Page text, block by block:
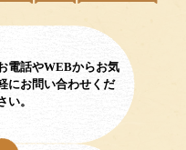
電話やWEBからお気
にお問い合わせくだ
い。